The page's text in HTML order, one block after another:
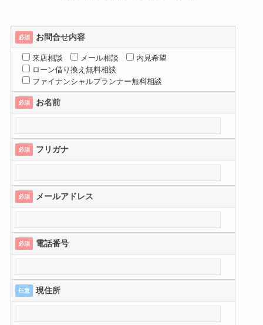
必須 お問合せ内容
来店相談 メール相談
内見希望
ローン借り換え無料相談
ファイナンシャルプランナー無料相談
必須 お名前
必須 フリガナ
必須 メールアドレス
必須 電話番号
任意 現住所